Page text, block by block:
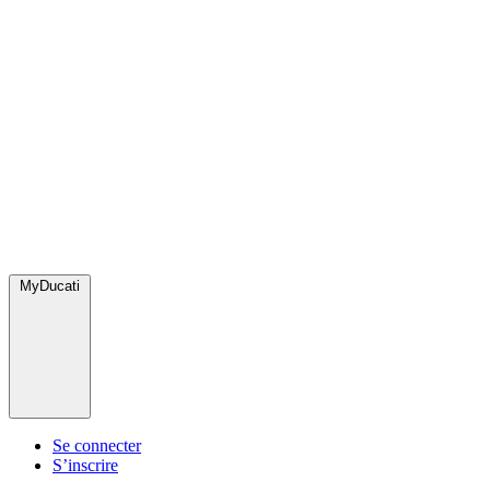
MyDucati
Se connecter
S’inscrire